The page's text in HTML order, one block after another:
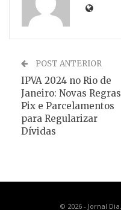
POST ANTERIOR
IPVA 2024 no Rio de
Janeiro: Novas
Pix e Parcelamentos
para Regularizar
Dívidas
© 2026 - Jornal